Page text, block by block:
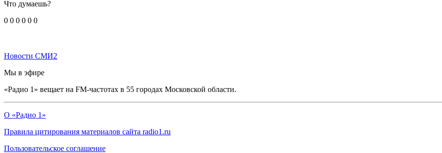
Что думаешь?
0 0 0 0 0 0
Новости СМИ2
Мы в эфире
«Радио 1» вещает на FM-частотах в 55 городах Московской области.
О «Радио 1»
Правила цитирования материалов сайта radio1.ru
Пользовательское соглашение